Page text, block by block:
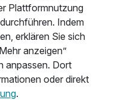
Plattformnutzung
Indem
erklären Sie sich
anzeigen”
anpassen. Dort
oder direkt
.